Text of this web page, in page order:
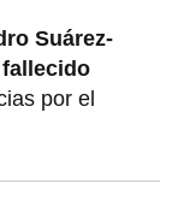
Suárez-
fallecido
por el